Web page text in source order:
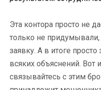
Эта контора просто не
только не
заявку. А в итоге
всяких объяснений. Вот
связывайтесь с этим